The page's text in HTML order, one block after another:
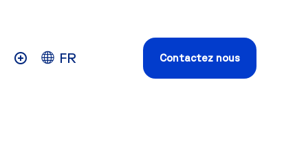
FR Contactez nous